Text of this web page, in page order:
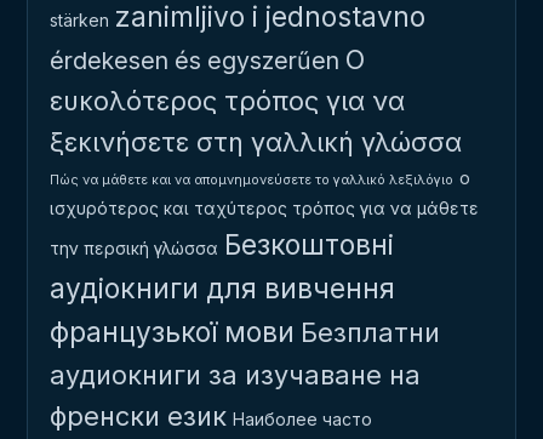
stärken zanimljivo i jednostavno
érdekesen és egyszerűen Ο
ευκολότερος τρόπος για να
ξεκινήσετε στη γαλλική γλώσσα
Πώς να μάθετε και να απομνημονεύσετε το γαλλικό λεξιλόγιο ο
ισχυρότερος και ταχύτερος τρόπος για να μάθετε
την περσική γλώσσα Безкоштовні
аудіокниги для вивчення
французької мови Безплатни
аудиокниги за изучаване на
френски език Наиболее часто